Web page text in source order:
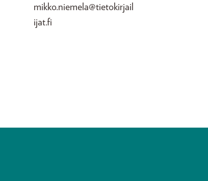
mikko.niemela@tietokirjail
ijat.fi